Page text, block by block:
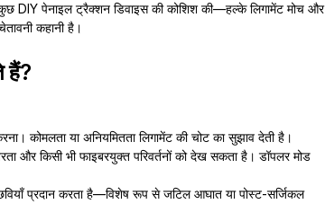
DIY पेनाइल ट्रैक्शन डिवाइस की कोशिश की—हल्के लिगामेंट मोच और
कहानी है।
हैं?
कोमलता या अनियमितता लिगामेंट की चोट का सुझाव देती है।
और किसी भी फाइबरयुक्त परिवर्तनों को देख सकता है। डॉपलर मोड
प्रदान करता है—विशेष रूप से जटिल आघात या पोस्ट-सर्जिकल